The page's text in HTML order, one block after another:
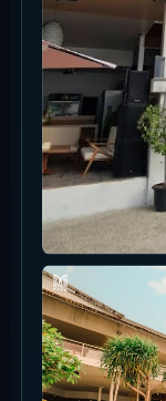
Budget-nya
serta
Ada info
buffet, jadi